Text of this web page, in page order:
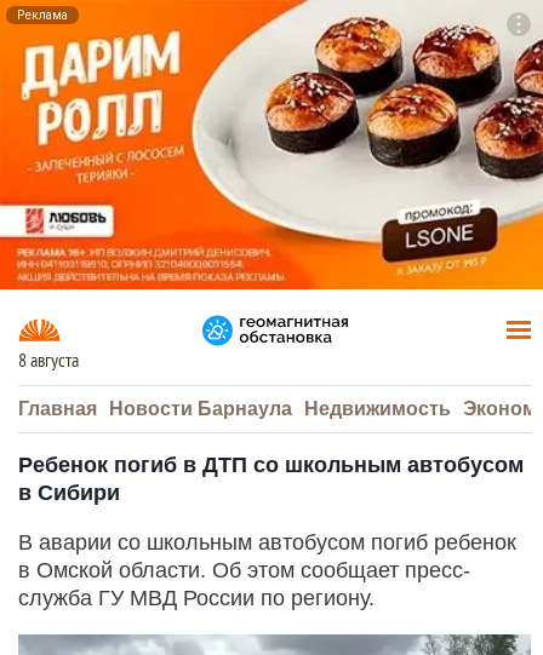
Реклама
8 августа
Главная Новости Барнаула Недвижимость
Ребенок погиб в ДТП со школьным автобусом
в Сибири
В аварии со школьным автобусом погиб ребенок
в Омской области. Об этом сообщает пресс-
служба ГУ МВД России по региону.